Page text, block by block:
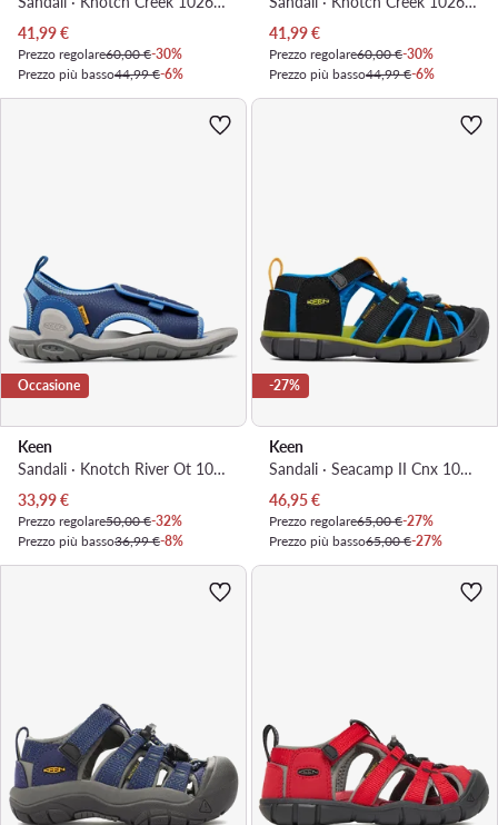
Prezzo attuale
41,99€
Prezzo regolare60,00 €-30%
Prezzo più basso44,99 €-6%
Prezzo attuale
41,99€
Prezzo regolare60,00 €-30%
Prezzo più basso44,99 €-6%
Occasione
Keen
Sandali · Knotch River Ot 1026157 · Blu scuro
Prezzo attuale
33,99€
Prezzo regolare50,00 €-32%
Prezzo più basso36,99 €-8%
-27%
Keen
Sandali · Seacamp II Cnx 1022969 · Nero
Prezzo attuale
46,95€
Prezzo regolare65,00 €-27%
Prezzo più basso65,00 €-27%